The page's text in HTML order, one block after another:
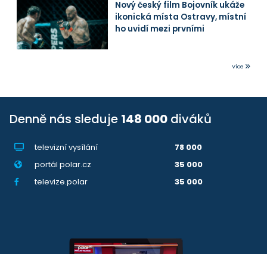
Nový český film Bojovník ukáže
ikonická místa Ostravy, místní
ho uvidí mezi prvními
Více
Denně nás sleduje 148 000 diváků
televizní vysílání
78 000
portál polar.cz
35 000
televize.polar
35 000